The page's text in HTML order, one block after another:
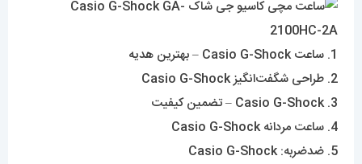
1. ساعت Casio G-Shock – بهترین هدیه
2. طراحی شگفت‌انگیز Casio G-Shock
3. Casio G-Shock – تضمین کیفیت
4. ساعت مردانه Casio G-Shock
5. ضدضربه: Casio G-Shock